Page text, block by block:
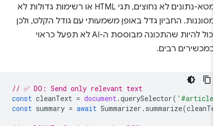
מטא-נתונים לא נחוצים, תגי HTML או רשימות גדולות לא
מסוננות. החביון גדל באופן משמעותי עם גודל הקלט, ולכן
יכול להיות שהתכונה מבוססת ה-AI לא תפעל כראוי
במכשירים רבים.
// ✅ DO: Send only relevant text
const cleanText = document.querySelector (
const summary = await Summarizer.summarize(